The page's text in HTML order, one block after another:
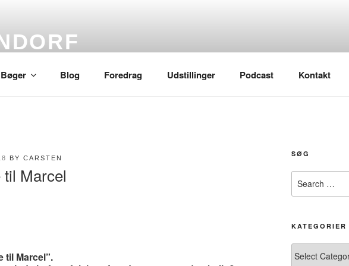
Bøger Blog Foredrag Udstillinger Podcast Kontakt
BY CARSTEN
Marcel
til Marcel”.
SØG
for:
KATEGORIER